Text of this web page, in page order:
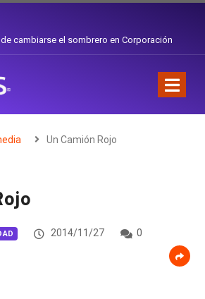
cambiarse el sombrero en Corporación
Un Camión Rojo
2014/11/27
0